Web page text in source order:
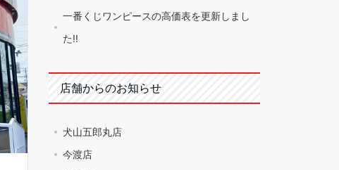
一番くじワンピースの高価表を更新しまし
た!!
店舗からのお知らせ
犬山五郎丸店
今渡店